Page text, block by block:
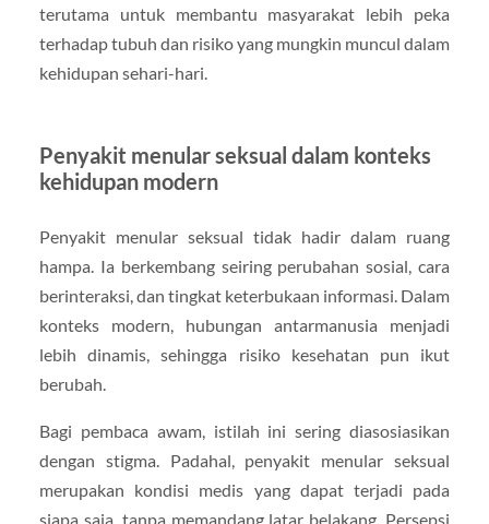
terutama untuk membantu masyarakat lebih peka
terhadap tubuh dan risiko yang mungkin muncul dalam
kehidupan sehari-hari.
Penyakit menular seksual dalam konteks
kehidupan modern
Penyakit menular seksual tidak hadir dalam ruang
hampa. Ia berkembang seiring perubahan sosial, cara
berinteraksi, dan tingkat keterbukaan informasi. Dalam
konteks modern, hubungan antarmanusia menjadi
lebih dinamis, sehingga risiko kesehatan pun ikut
berubah.
Bagi pembaca awam, istilah ini sering diasosiasikan
dengan stigma. Padahal, penyakit menular seksual
merupakan kondisi medis yang dapat terjadi pada
siapa saja, tanpa memandang latar belakang. Persepsi